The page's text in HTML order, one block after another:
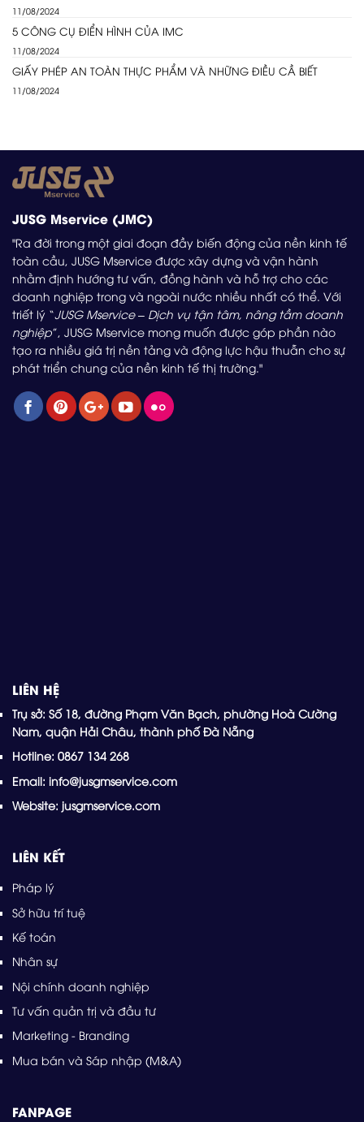
11/08/2024
5 CÔNG CỤ ĐIỂN HÌNH CỦA IMC
11/08/2024
GIẤY PHÉP AN TOÀN THỰC PHẨM VÀ NHỮNG ĐIỀU CẦ BIẾT
11/08/2024
JUSG Mservice (JMC)
"Ra đời trong một giai đoạn đầy biến động của nền kinh tế
toàn cầu, JUSG Mservice được xây dựng và vận hành
nhằm định hướng tư vấn, đồng hành và hỗ trợ cho các
doanh nghiệp trong và ngoài nước nhiều nhất có thể. Với
triết lý “JUSG Mservice – Dịch vụ tận tâm, nâng tầm doanh
nghiệp”, JUSG Mservice mong muốn được góp phần nào
tạo ra nhiều giá trị nền tảng và động lực hậu thuẫn cho sự
phát triển chung của nền kinh tế thị trường."
LIÊN HỆ
Trụ sở: Số 18, đường Phạm Văn Bạch, phường Hoà Cường
Nam, quận Hải Châu, thành phố Đà Nẵng
Hotline: 0867 134 268
Email: info@jusgmservice.com
Website: jusgmservice.com
LIÊN KẾT
Pháp lý
Sở hữu trí tuệ
Kế toán
Nhân sự
Nội chính doanh nghiệp
Tư vấn quản trị và đầu tư
Marketing - Branding
Mua bán và Sáp nhập (M&A)
FANPAGE